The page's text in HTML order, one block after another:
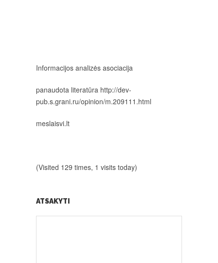
Informacijos analizės asociacija
panaudota literatūra http://dev-
pub.s.grani.ru/opinion/m.209111.html
meslaisvi.lt
(Visited 129 times, 1 visits today)
ATSAKYTI